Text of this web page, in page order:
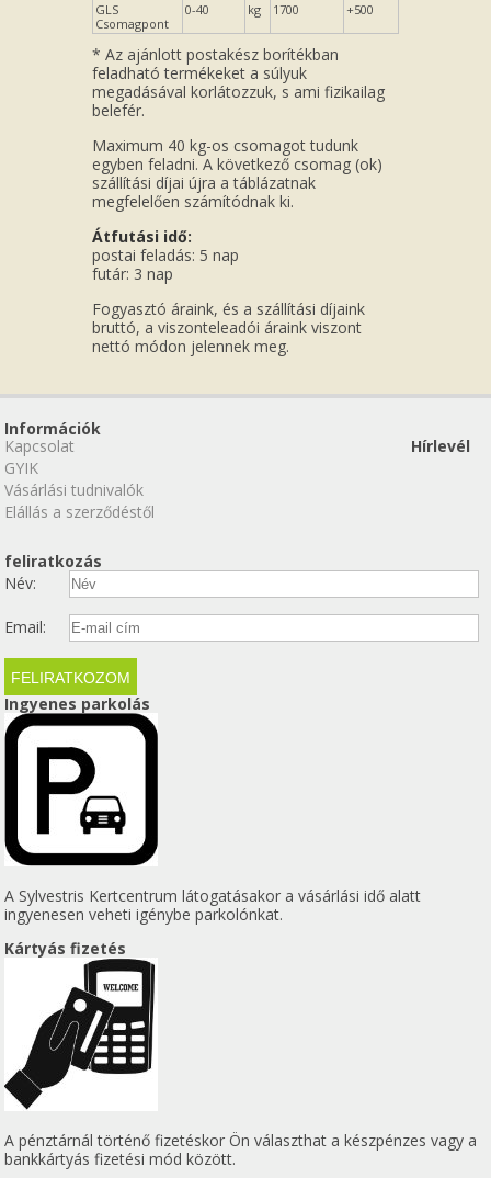
GLS
Csomagpont
0-40 kg 1700 +500
* Az ajánlott postakész borítékban
feladható termékeket a súlyuk
megadásával korlátozzuk, s ami fizikailag
belefér.
Maximum 40 kg-os csomagot tudunk
egyben feladni. A következő csomag (ok)
szállítási díjai újra a táblázatnak
megfelelően számítódnak ki.
Átfutási idő:
postai feladás: 5 nap
futár: 3 nap
Fogyasztó áraink, és a szállítási díjaink
bruttó, a viszonteleadói áraink viszont
nettó módon jelennek meg.
Információk
Kapcsolat
GYIK
Vásárlási tudnivalók
Elállás a szerződéstől
Hírlevél
feliratkozás
Név:
Email:
Ingyenes parkolás
A Sylvestris Kertcentrum látogatásakor a vásárlási idő alatt
ingyenesen veheti igénybe parkolónkat.
Kártyás fizetés
A pénztárnál történő fizetéskor Ön választhat a készpénzes vagy a
bankkártyás fizetési mód között.